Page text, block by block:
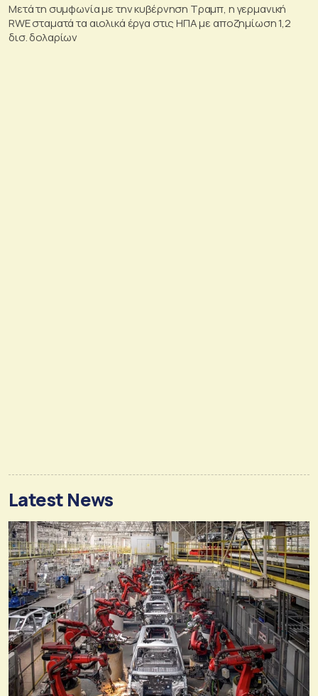
Μετά τη συμφωνία με την κυβέρνηση Τραμπ, η γερμανική
RWE σταματά τα αιολικά έργα στις ΗΠΑ με αποζημίωση 1,2
δισ. δολαρίων
Latest News